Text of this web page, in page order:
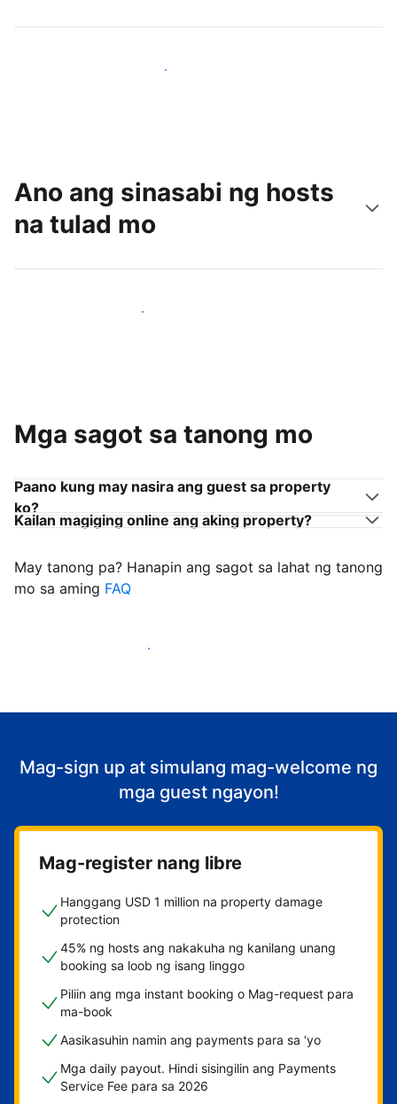
Makaabot ng mga bagong guest ngayon
Ano ang sinasabi ng hosts
na tulad mo
Sumama sa mga host na tulad mo
Mga sagot sa tanong mo
Paano kung may nasira ang guest sa property
ko?
Kailan magiging online ang aking property?
May tanong pa? Hanapin ang sagot sa lahat ng tanong
mo sa aming FAQ
Simulang i-welcome ang mga guest
Mag-sign up at simulang mag-welcome ng
mga guest ngayon!
Mag-register nang libre
Hanggang USD 1 million na property damage
protection
45% ng hosts ang nakakuha ng kanilang unang
booking sa loob ng isang linggo
Piliin ang mga instant booking o Mag-request para
ma-book
Aasikasuhin namin ang payments para sa ‘yo
Mga daily payout. Hindi sisingilin ang Payments
Service Fee para sa 2026